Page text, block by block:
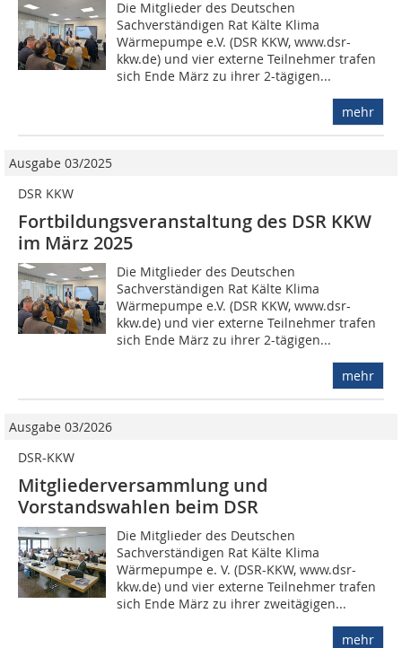
Die Mitglieder des Deutschen
Sachverständigen Rat Kälte Klima
Wärmepumpe e.V. (DSR KKW, www.dsr-
kkw.de) und vier externe Teilnehmer trafen
sich Ende März zu ihrer 2-tägigen...
mehr
Ausgabe 03/2025
DSR KKW
Fortbildungsveranstaltung des DSR KKW
im März 2025
Die Mitglieder des Deutschen
Sachverständigen Rat Kälte Klima
Wärmepumpe e.V. (DSR KKW, www.dsr-
kkw.de) und vier externe Teilnehmer trafen
sich Ende März zu ihrer 2-tägigen...
mehr
Ausgabe 03/2026
DSR-KKW
Mitgliederversammlung und
Vorstandswahlen beim DSR
Die Mitglieder des Deutschen
Sachverständigen Rat Kälte Klima
Wärmepumpe e. V. (DSR-KKW, www.dsr-
kkw.de) und vier externe Teilnehmer trafen
sich Ende März zu ihrer zweitägigen...
mehr